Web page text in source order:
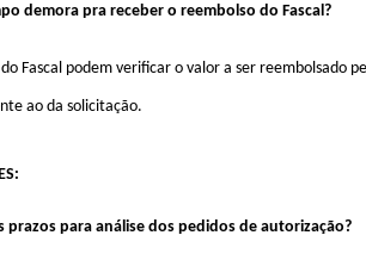
demora pra receber o reembolso do Fascal?
do Fascal podem verificar o valor a ser reembolsado
ao da solicitação.
prazos para análise dos pedidos de autorização?